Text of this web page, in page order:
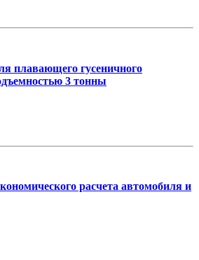
плавающего гусеничного
3 тонны
расчета автомобиля и